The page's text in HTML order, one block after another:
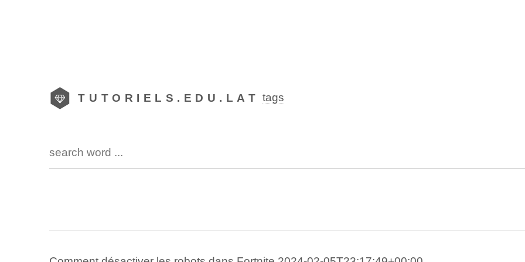
TUTORIELS.EDU.LAT tags